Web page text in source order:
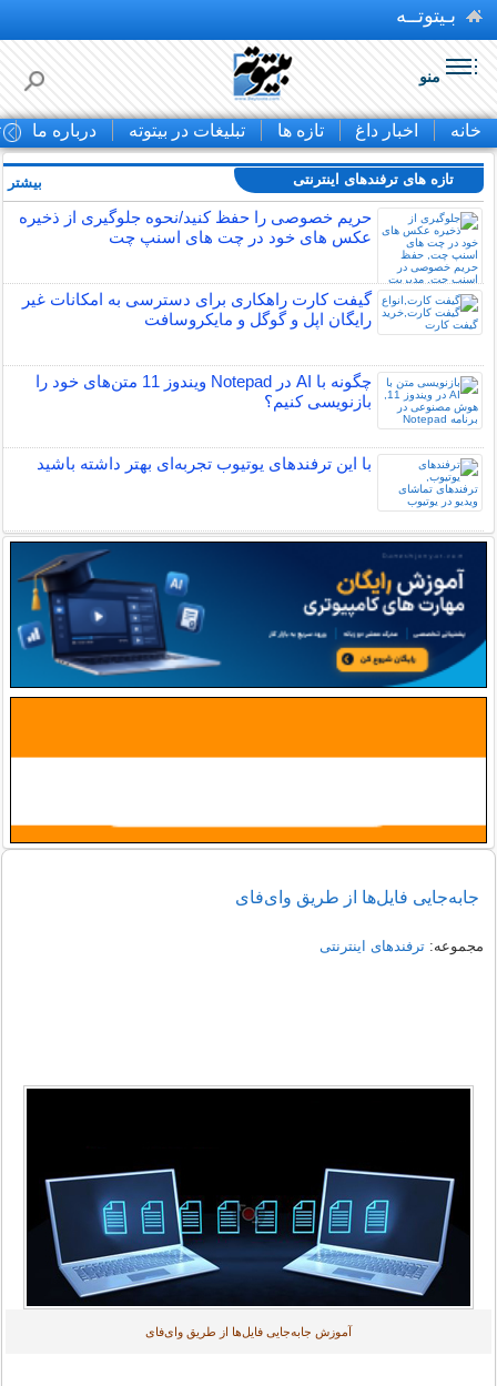
بـیتوتــه
منو
خانه اخبار داغ تازه ها تبلیغات در بیتوته درباره ما
تازه های ترفندهای اینترنتی
حریم خصوصی را حفظ کنید/نحوه جلوگیری از ذخیره
عکس های خود در چت های اسنپ چت
گیفت کارت راهکاری برای دسترسی به امکانات غیر
رایگان اپل و گوگل و مایکروسافت
چگونه با AI در Notepad ویندوز 11 متن‌های خود را
بازنویسی کنیم؟
با این ترفندهای یوتیوب تجربه‌ای بهتر داشته باشید
بیشتر
جابه‌جایی فایل‌ها از طریق وای‌فای
مجموعه:ترفندهای اینترنتی
آموزش جابه‌جایی فایل‌ها از طریق وای‌فای